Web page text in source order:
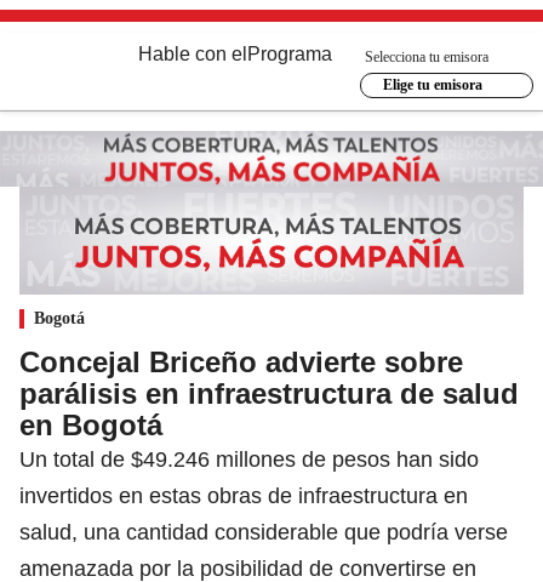
Hable con el Programa
Selecciona tu emisora
Elige tu emisora
Bogotá
Concejal Briceño advierte sobre
parálisis en infraestructura de salud
en Bogotá
Un total de $49.246 millones de pesos han sido
invertidos en estas obras de infraestructura en
salud, una cantidad considerable que podría verse
amenazada por la posibilidad de convertirse en